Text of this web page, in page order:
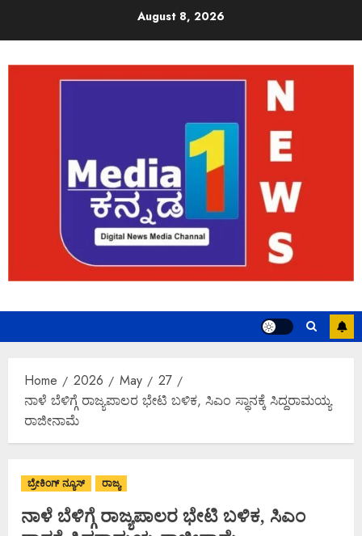
August 8, 2026
Home 2026 May
27
ನಾಳೆ ಬೆಳಿಗ್ಗೆ ರಾಜ್ಯಪಾಲರ ಭೇಟಿ ಬಳಿಕ, ಸಿಎಂ ಸ್ಥಾನಕ್ಕೆ ಸಿದ್ದರಾಮಯ್ಯ
ರಾಜೀನಾಮೆ
ಬ್ರೇಕಿಂಗ್ ನ್ಯೂಸ್ ರಾಜ್ಯ
ನಾಳೆ ಬೆಳಿಗ್ಗೆ ರಾಜ್ಯಪಾಲರ ಭೇಟಿ ಬಳಿಕ, ಸಿಎಂ